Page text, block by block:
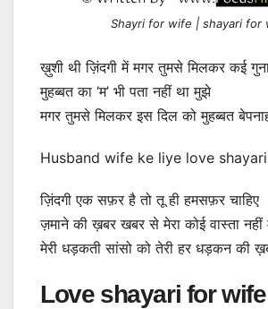
Shayri for wife | shayari for
ख़ुशी थी ज़िंदगी में मगर तुमसे मिलकर कई
मुहब्बत का ‘म’ भी पता नहीं था मुझे
मगर तुमसे मिलकर इस दिल को मुहब्बत
Husband wife ke liye love shayari
ज़िंदगी एक सफ़र है तो तू ही हमसफ़र चाहिए
ज़माने की ख़बर खबर से मेरा कोई वास्ता नहीं
मेरी धड़कती सांसो को तेरी हर धड़कन की
Love shayari for